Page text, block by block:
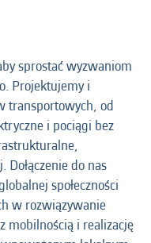
sprostać wyzwaniom
Projektujemy i
transportowych, od
i pociągi bez
do nas
społeczności
w rozwiązywanie
mobilnością i realizację